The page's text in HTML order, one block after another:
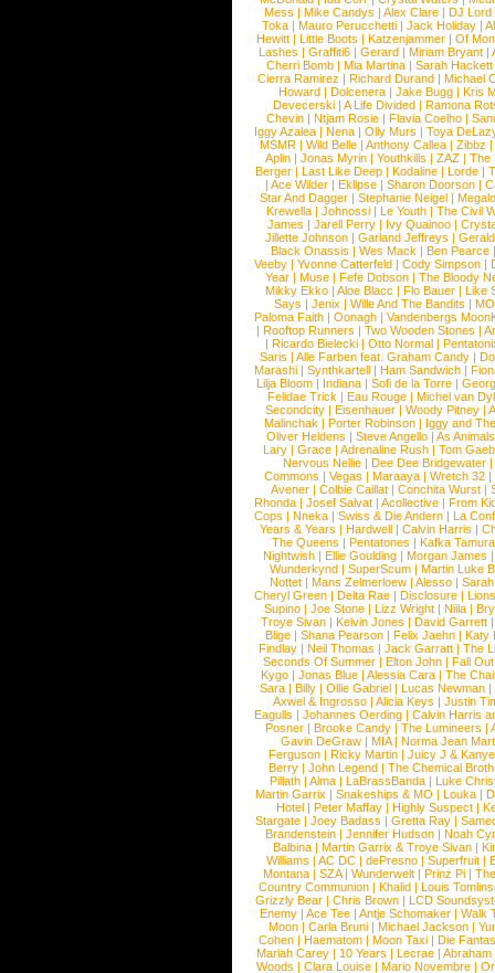
Mess | Mike Candys | Alex Clare | DJ Lord
Toka | Mauro Perucchetti | Jack Holiday |
Hewitt |Little Boots |Katzenjammer |Of
Lashes |Graffiti6 |Gerard |Miriam Bryant |
Cherri Bomb | Mia Martina | Sarah Hackett
Cierra Ramirez | Richard Durand | Michael
Howard |Dolcenera |Jake Bugg |Kris
Devecerski |A Life Divided |Ramona
Chevin |Ntjam Rosie |Flavia Coelho |
Iggy Azalea | Nena | Olly Murs | Toya
MSMR |Wild Belle |Anthony Callea |Zibbz
Aplin | Jonas Myrin | Youthkills | ZAZ | The
Berger |Last Like Deep |Kodaline |Lorde |
|Ace Wilder |Eklipse |Sharon Doorson |
Star And Dagger | Stephanie Neigel |
Krewella | Johnossi | Le Youth | The Civil
James | Jarell Perry | Ivy Quainoo |
Jillette Johnson | Garland Jeffreys |
Black Onassis | Wes Mack | Ben Pearce
Veeby | Yvonne Catterfeld | Cody Simpson |
Year |Muse |Fefe Dobson |The Bloody
Mikky Ekko | Aloe Blacc | Flo Bauer | Like
Says | Jenix | Wille And The Bandits | MO
Paloma Faith |Oonagh |Vandenbergs
|Rooftop Runners |Two Wooden Stones |
| Ricardo Bielecki | Otto Normal |
Saris | Alle Farben feat. Graham Candy |
Marashi | Synthkartell | Ham Sandwich |
Lilja Bloom | Indiana | Sofi de la Torre |
Felidae Trick | Eau Rouge | Michel van
Secondcity |Eisenhauer |Woody Pitney |
Malinchak |Porter Robinson | Iggy and
Oliver Heldens |Steve Angello |As Animals
Lary | Grace | Adrenaline Rush | Tom
Nervous Nellie | Dee Dee Bridgewater |
Commons |Vegas |Maraaya |Wretch 32 |
Avener | Colbie Caillat | Conchita Wurst |
Rhonda | Josef Salvat | Acollective | From
Cops | Nneka | Swiss & Die Andern | La
Years & Years |Hardwell |Calvin Harris |
The Queens | Pentatones | Kafka Tamura
Nightwish |Ellie Goulding |Morgan James
Wunderkynd | SuperScum | Martin Luke
Nottet |Mans Zelmerloew |Alesso |
Cheryl Green |Delta Rae |Disclosure |
Supino |Joe Stone |Lizz Wright |Niila |
Troye Sivan | Kelvin Jones | David Garrett
Blige | Shana Pearson | Felix Jaehn | Katy
Findlay |Neil Thomas |Jack Garratt |The
Seconds Of Summer |Elton John |Fall
Kygo |Jonas Blue |Alessia Cara |The
Sara |Billy |Ollie Gabriel |Lucas Newman |
Axwel & Ingrosso | Alicia Keys | Justin
Eagulls |Johannes Oerding |Calvin Harris
Posner |Brooke Candy |The Lumineers |
Gavin DeGraw | MIA| Norma Jean
Ferguson | Ricky Martin | Juicy J &
Berry | John Legend | The Chemical
Pillath |Alma |LaBrassBanda |Luke
Martin Garrix | Snakeships & MO | Louka |
Hotel | Peter Maffay | Highly Suspect |
Stargate |Joey Badass |Gretta Ray |
Brandenstein |Jennifer Hudson |Noah
Balbina | Martin Garrix & Troye Sivan |
Williams |AC DC |dePresno |Superfruit |
Montana |SZA|Wunderwelt |Prinz Pi |
Country Communion | Khalid | Louis
Grizzly Bear | Chris Brown | LCD
Enemy | Ace Tee | Antje Schomaker | Walk
Moon |Carla Bruni |Michael Jackson |
Cohen |Haematom |Moon Taxi |Die
Mariah Carey | 10 Years | Lecrae | Abraham
Woods |Clara Louise |Mario Novembre |